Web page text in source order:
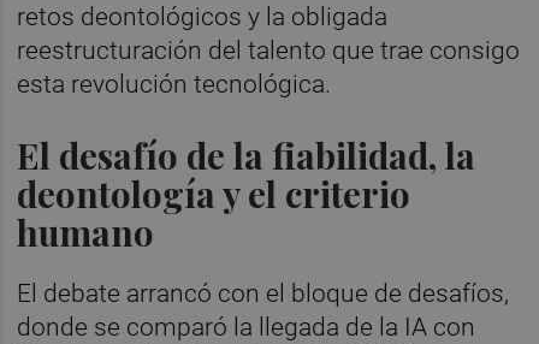
retos deontológicos y la obligada
reestructuración del talento que trae consigo
esta revolución tecnológica.
El desafío de la fiabilidad, la
deontología y el criterio
humano
El debate arrancó con el bloque de desafíos,
donde se comparó la llegada de la IA con